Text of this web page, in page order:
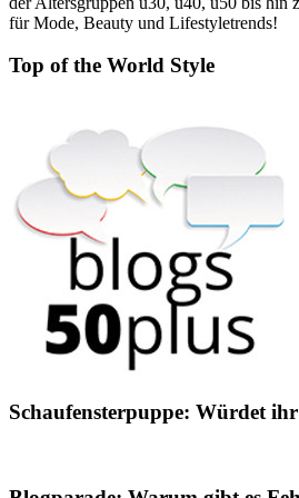
für Mode, Beauty und Lifestyletrends!
Top of the World Style
Schaufensterpuppe: Würdet ihr